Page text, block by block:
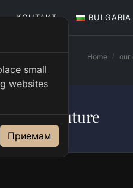
КОНТАКТ BULGARIA
Home our
The Future
06:00
small
websites
Приемам